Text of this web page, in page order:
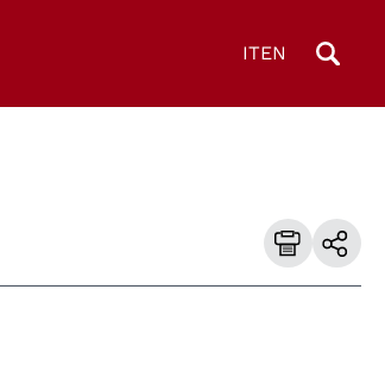
ITEN